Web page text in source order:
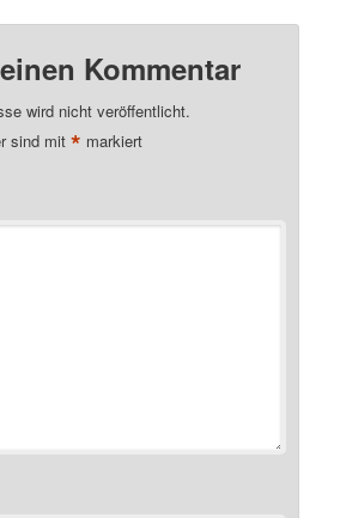
Kommentar
wird nicht veröffentlicht.
sind mit* markiert